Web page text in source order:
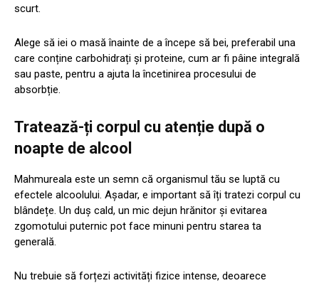
scurt.
Alege să iei o masă înainte de a începe să bei, preferabil una
care conține carbohidrați și proteine, cum ar fi pâine integrală
sau paste, pentru a ajuta la încetinirea procesului de
absorbție.
Tratează-ți corpul cu atenție după o
noapte de alcool
Mahmureala este un semn că organismul tău se luptă cu
efectele alcoolului. Așadar, e important să îți tratezi corpul cu
blândețe. Un duș cald, un mic dejun hrănitor și evitarea
zgomotului puternic pot face minuni pentru starea ta
generală.
Nu trebuie să forțezi activități fizice intense, deoarece